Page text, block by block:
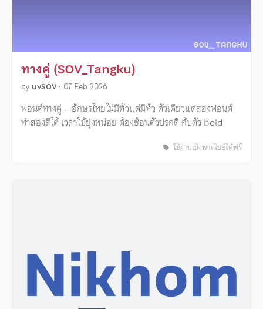
ทางคู่ (SOV_Tangku)
by uvSOV • 07 Feb 2026
ฟอนต์ทางคู่ – อักษรไทยไม่มีหัวแต่มีหัว ตัวเดียวแต่สองฟอนต์
ทำสองสีได้ เวลาใช้ยุ่งหน่อย ต้องซ้อนตัวปรกติ กับตัว bold
ใช้งานเชิงพาณิชย์ได้ฟรี